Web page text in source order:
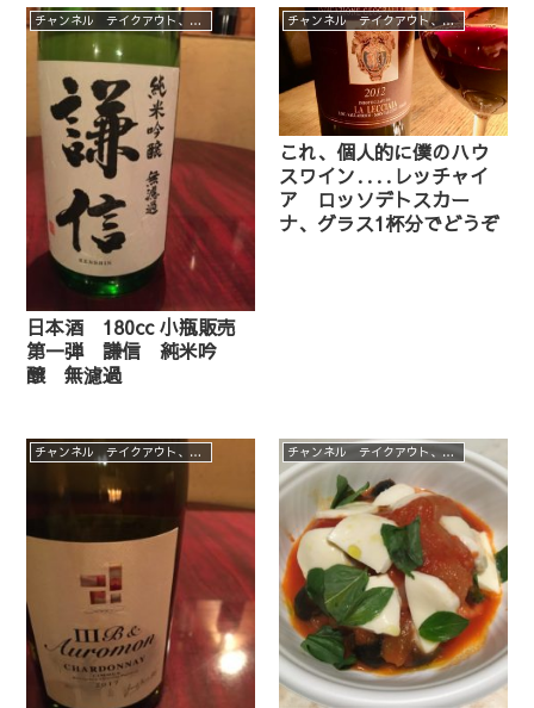
チャンネル テイクアウト、デリバリーメニュー
日本酒 180cc 小瓶販売
第一弾 謙信 純米吟
醸 無濾過
チャンネル テイクアウト、デリバリーメニュー
これ、個人的に僕のハウ
スワイン‥‥レッチャイ
ア ロッソデトスカー
ナ、グラス1杯分でどうぞ
チャンネル テイクアウト、デリバリーメニュー チャンネル テイクアウト、デリバリーメニュー